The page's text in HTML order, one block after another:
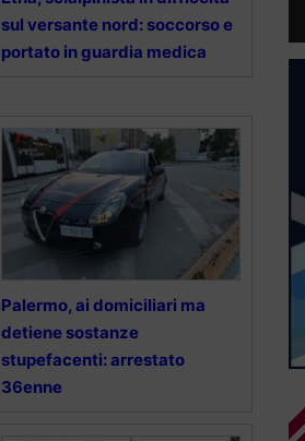
sul versante nord: soccorso e
portato in guardia medica
Palermo, ai domiciliari ma
detiene sostanze
stupefacenti: arrestato
36enne